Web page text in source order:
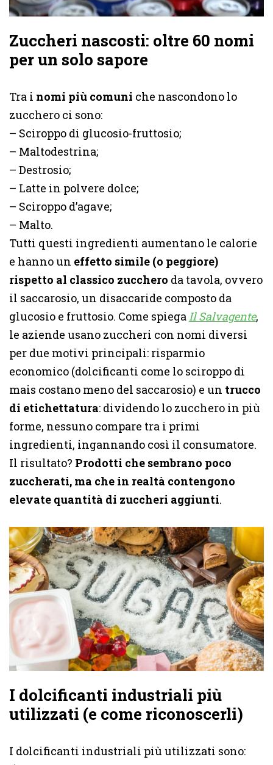
Zuccheri nascosti: oltre 60 nomi
per un solo sapore
Tra i nomi più comuni che nascondono lo
zucchero ci sono:
– Sciroppo di glucosio-fruttosio;
– Maltodestrina;
– Destrosio;
– Latte in polvere dolce;
– Sciroppo d’agave;
– Malto.
Tutti questi ingredienti aumentano le calorie
e hanno un effetto simile (o peggiore)
rispetto al classico zucchero da tavola, ovvero
il saccarosio, un disaccaride composto da
glucosio e fruttosio. Come spiegaIl Salvagente,
le aziende usano zuccheri con nomi diversi
per due motivi principali: risparmio
economico (dolcificanti come lo sciroppo di
mais costano meno del saccarosio) e un trucco
di etichettatura: dividendo lo zucchero in più
forme, nessuno compare tra i primi
ingredienti, ingannando così il consumatore.
Il risultato? Prodotti che sembrano poco
zuccherati, ma che in realtà contengono
elevate quantità di zuccheri aggiunti.
I dolcificanti industriali più
utilizzati (e come riconoscerli)
I dolcificanti industriali più utilizzati sono: